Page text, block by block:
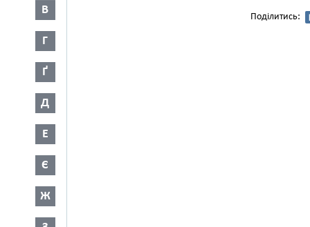
В
Г
Ґ
Д
Е
Є
Ж
Поділитись: